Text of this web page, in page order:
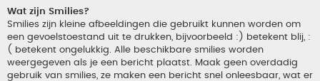
Wat zijn Smilies?
Smilies zijn kleine afbeeldingen die gebruikt kunnen worden om
een gevoelstoestand uit te drukken, bijvoorbeeld :) betekent blij, :
( betekent ongelukkig. Alle beschikbare smilies worden
weergegeven als je een bericht plaatst. Maak geen overdadig
gebruik van smilies, ze maken een bericht snel onleesbaar, wat er